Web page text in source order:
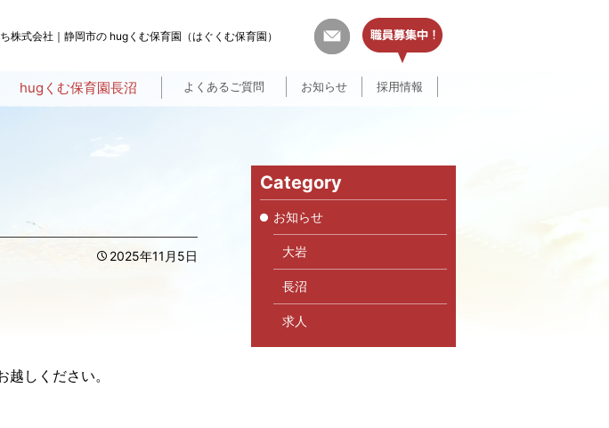
株式会社｜静岡市の hugくむ保育園（はぐくむ保育園）
hugくむ保育園長沼 よくあるご質問 お知らせ 採用情報
2025年11月5日
越しください。
Category
お知らせ
大岩
長沼
求人